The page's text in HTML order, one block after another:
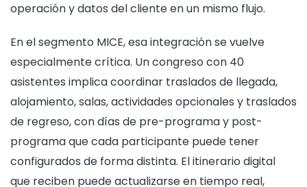
operación y datos del cliente en un mismo flujo.
En el segmento MICE, esa integración se vuelve
especialmente crítica. Un congreso con 40
asistentes implica coordinar traslados de llegada,
alojamiento, salas, actividades opcionales y traslados
de regreso, con días de pre-programa y post-
programa que cada participante puede tener
configurados de forma distinta. El itinerario digital
que reciben puede actualizarse en tiempo real,